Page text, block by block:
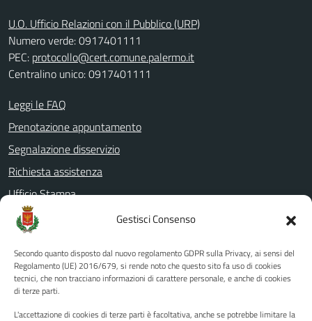
Gestisci Consenso
Secondo quanto disposto dal nuovo regolamento GDPR sulla Privacy, ai sensi del
Regolamento (UE) 2016/679, si rende noto che questo sito fa uso di cookies
tecnici, che non tracciano informazioni di carattere personale, e anche di cookies
di terze parti.
L'accettazione di cookies di terze parti è facoltativa, anche se potrebbe limitare la
U.O. Ufficio Relazioni con il Pubblico (URP)
Numero verde: 0917401111
PEC: protocollo@cert.comune.palermo.it
Centralino unico: 0917401111
Leggi le FAQ
Prenotazione appuntamento
Segnalazione disservizio
Richiesta assistenza
Ufficio Stampa
Amministrazione Trasparente
Albo pretorio
Informativa privacy
Note legali